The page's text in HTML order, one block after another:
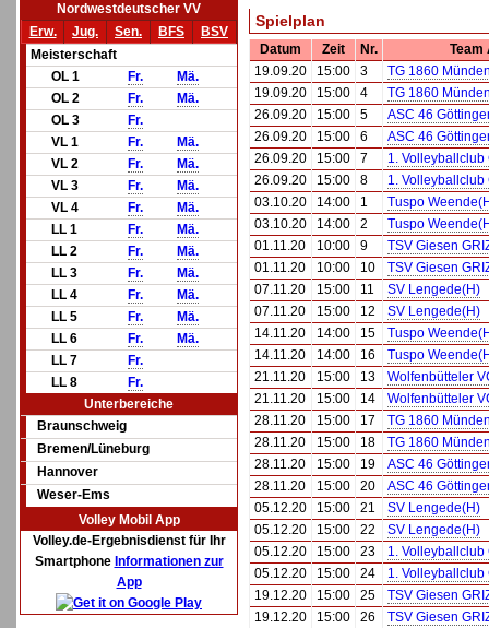
Nordwestdeutscher VV
Erw.
Jug. Sen. BFS
BSV
Meisterschaft
OL 1
Fr.
Mä.
OL 2
Fr.
Mä.
OL 3
Fr.
VL 1
Fr.
Mä.
VL 2
Fr.
Mä.
VL 3
Fr.
Mä.
VL 4
Fr.
Mä.
LL 1
Fr.
Mä.
LL 2
Fr.
Mä.
LL 3
Fr.
Mä.
LL 4
Fr.
Mä.
LL 5
Fr.
Mä.
LL 6
Fr.
Mä.
LL 7
Fr.
LL 8
Fr.
Unterbereiche
Braunschweig
Bremen/Lüneburg
Hannover
Weser-Ems
Volley Mobil App
Volley.de-Ergebnisdienst für Ihr
Smartphone Informationen zur
App
Spielplan
Datum Zeit Nr.
Team
19.09.20
15:00 3
TG 1860
19.09.20
15:00 4
TG 1860
26.09.20
15:00 5
ASC 46
26.09.20
15:00 6
ASC 46
26.09.20
15:00 7
1. Volleyballclub
26.09.20
15:00 8
1. Volleyballclub
03.10.20
14:00 1
Tuspo
03.10.20
14:00 2
Tuspo
01.11.20
10:00 9
TSV Giesen
01.11.20
10:00 10
TSV Giesen
07.11.20
15:00 11
SV Lengede(H)
07.11.20
15:00 12
SV Lengede(H)
14.11.20
14:00 15
Tuspo
14.11.20
14:00 16
Tuspo
21.11.20
15:00 13
Wolfenbütteler
21.11.20
15:00 14
Wolfenbütteler
28.11.20
15:00 17
TG 1860
28.11.20
15:00 18
TG 1860
28.11.20
15:00 19
ASC 46
28.11.20
15:00 20
ASC 46
05.12.20
15:00 21
SV Lengede(H)
05.12.20
15:00 22
SV Lengede(H)
05.12.20
15:00 23
1. Volleyballclub
05.12.20
15:00 24
1. Volleyballclub
19.12.20
15:00 25
TSV Giesen
19.12.20
15:00 26
TSV Giesen